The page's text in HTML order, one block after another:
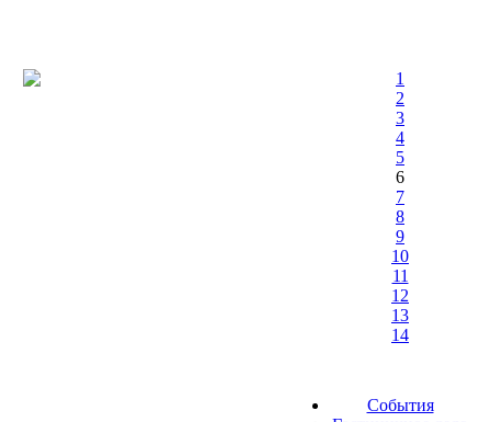
1
2
3
4
5
6
7
8
9
10
11
12
13
14
События